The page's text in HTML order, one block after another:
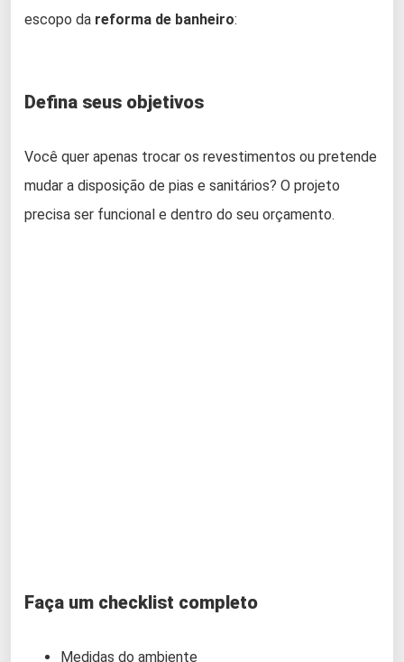
escopo da reforma de banheiro:
Defina seus objetivos
Você quer apenas trocar os revestimentos ou pretende
mudar a disposição de pias e sanitários? O projeto
precisa ser funcional e dentro do seu orçamento.
Faça um checklist completo
Medidas do ambiente